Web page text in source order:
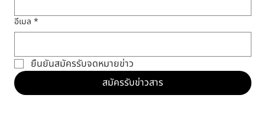
อีเมล *
ยืนยันสมัครรับจดหมายข่าว
สมัครรับข่าวสาร